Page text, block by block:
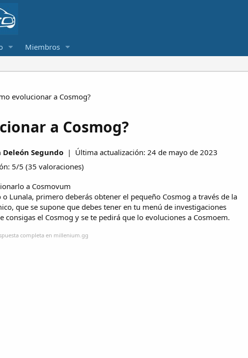
Miembros
evolucionar a Cosmog?
a Cosmog?
Segundo | Última actualización: 24 de mayo de 2023
5/5 (35 valoraciones)
a Cosmovum
Lunala, primero deberás obtener el pequeño Cosmog a través de la
que se supone que debes tener en tu menú de investigaciones
consigas el Cosmog y se te pedirá que lo evoluciones a Cosmoem.
completa en millenium.gg